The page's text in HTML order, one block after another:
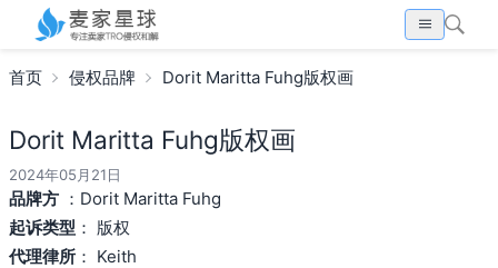
首页 侵权品牌 Dorit Maritta Fuhg版权画
Dorit Maritta Fuhg版权画
2024年05月21日
品牌方：Dorit Maritta Fuhg
起诉类型 ： 版权
代理律所： Keith